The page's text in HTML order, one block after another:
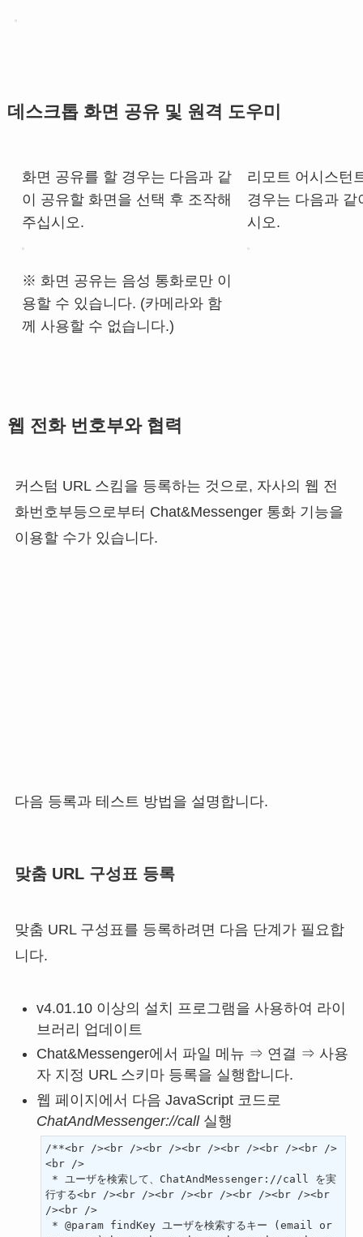
데스크톱 화면 공유 및 원격 도우미
화면 공유를 할 경우는 다음과 같
이 공유할 화면을 선택 후 조작해
주십시오.
※ 화면 공유는 음성 통화로만 이
용할 수 있습니다. (카메라와 함
께 사용할 수 없습니다.)
리모트 어시스턴
경우는 다음과 같
시오.
웹 전화 번호부와 협력
커스텀 URL 스킴을 등록하는 것으로, 자사의 웹 전
화번호부등으로부터 Chat&Messenger 통화 기능을
이용할 수가 있습니다.
다음 등록과 테스트 방법을 설명합니다.
맞춤 URL 구성표 등록
맞춤 URL 구성표를 등록하려면 다음 단계가 필요합
니다.
v4.01.10 이상의 설치 프로그램을 사용하여 라이
브러리 업데이트
Chat&Messenger에서 파일 메뉴 ⇒ 연결 ⇒ 사용
자 지정 URL 스키마 등록을 실행합니다.
웹 페이지에서 다음 JavaScript 코드로
ChatAndMessenger://call실행